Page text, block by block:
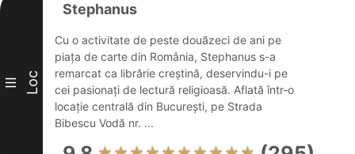
III Loc
Stephanus
Cu o activitate de peste douăzeci de ani pe
piața de carte din România, Stephanus s-a
remarcat ca librărie creștină, deservindu-i pe
cei pasionați de lectură religioasă. Aflată într-o
locație centrală din București, pe Strada
Bibescu Vodă nr. ...